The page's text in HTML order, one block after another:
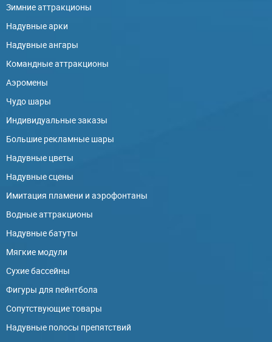
Зимние аттракционы
Надувные арки
Надувные ангары
Командные аттракционы
Аэромены
Чудо шары
Индивидуальные заказы
Большие рекламные шары
Надувные цветы
Надувные сцены
Имитация пламени и аэрофонтаны
Водные аттракционы
Надувные батуты
Мягкие модули
Сухие бассейны
Фигуры для пейнтбола
Сопутствующие товары
Надувные полосы препятствий